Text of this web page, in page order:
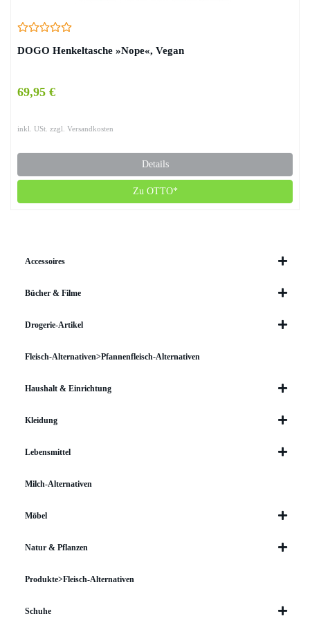
DOGO Henkeltasche »Nope«, Vegan
69,95 €
inkl. USt. zzgl. Versandkosten
Details
Zu OTTO*
Accessoires
Bücher & Filme
Drogerie-Artikel
Fleisch-Alternativen>Pfannenfleisch-Alternativen
Haushalt & Einrichtung
Kleidung
Lebensmittel
Milch-Alternativen
Möbel
Natur & Pflanzen
Produkte>Fleisch-Alternativen
Schuhe